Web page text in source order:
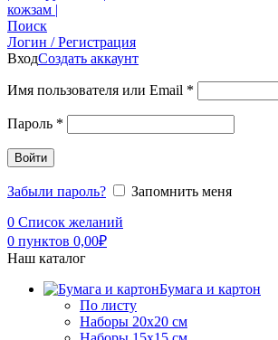
Поиск
Логин / Регистрация
ВходСоздать аккаунт
Имя пользователя или Email *
Пароль *
Войти
Забыли пароль?
Запомнить меня
0 Список желаний
0 пунктов 0,00₽
Наш каталог
Бумага и картон
По листу
Наборы 20х20 см